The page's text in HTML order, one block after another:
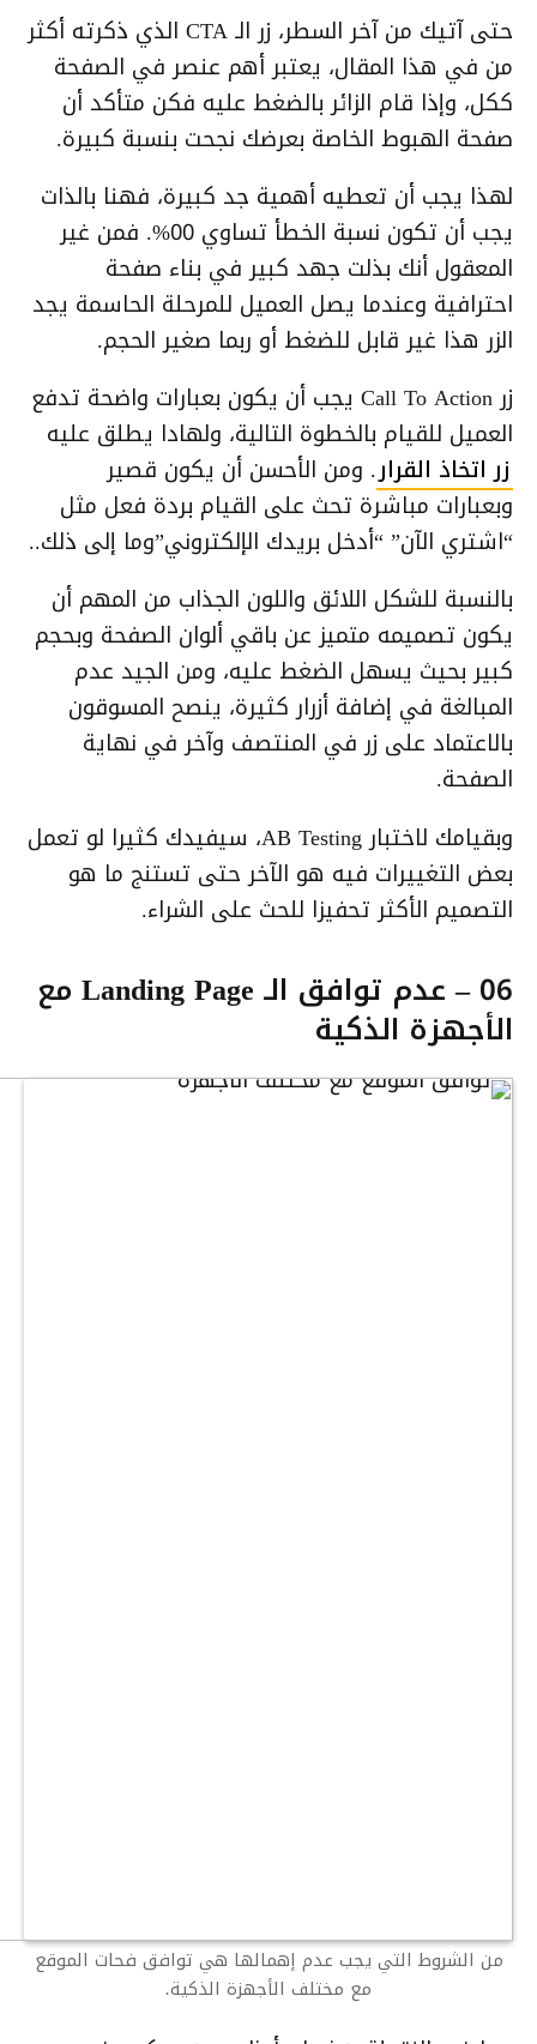
حتى آتيك من آخر السطر، زر الـ CTA الذي ذكرته أكثر
من في هذا المقال، يعتبر أهم عنصر في الصفحة
ككل، وإذا قام الزائر بالضغط عليه فكن متأكد أن
صفحة الهبوط الخاصة بعرضك نجحت بنسبة كبيرة.
لهذا يجب أن تعطيه أهمية جد كبيرة، فهنا بالذات
يجب أن تكون نسبة الخطأ تساوي 00%. فمن غير
المعقول أنك بذلت جهد كبير في بناء صفحة
احترافية وعندما يصل العميل للمرحلة الحاسمة يجد
الزر هذا غير قابل للضغط أو ربما صغير الحجم.
زر Call To Action يجب أن يكون بعبارات واضحة تدفع
العميل للقيام بالخطوة التالية، ولهادا يطلق عليه
زر اتخاذ القرار. ومن الأحسن أن يكون قصير
وبعبارات مباشرة تحث على القيام بردة فعل مثل
“اشتري الآن” “أدخل بريدك الإلكتروني”وما إلى ذلك..
بالنسبة للشكل اللائق واللون الجذاب من المهم أن
يكون تصميمه متميز عن باقي ألوان الصفحة وبحجم
كبير بحيث يسهل الضغط عليه، ومن الجيد عدم
المبالغة في إضافة أزرار كثيرة، ينصح المسوقون
بالاعتماد على زر في المنتصف وآخر في نهاية
الصفحة.
وبقيامك لاختبار AB Testing، سيفيدك كثيرا لو تعمل
بعض التغييرات فيه هو الآخر حتى تستنج ما هو
التصميم الأكثر تحفيزا للحث على الشراء.
06 – عدم توافق الـ Landing Page مع
الأجهزة الذكية
من الشروط التي يجب عدم إهمالها هي توافق فحات الموقع
مع مختلف الأجهزة الذكية.